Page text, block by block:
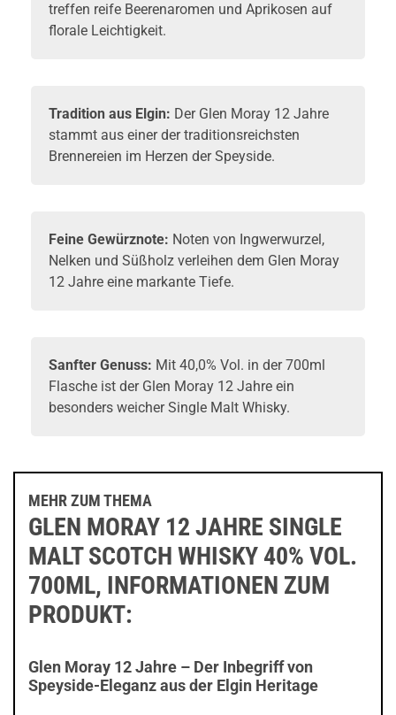
treffen reife Beerenaromen und Aprikosen auf
florale Leichtigkeit.
Tradition aus Elgin: Der Glen Moray 12 Jahre
stammt aus einer der traditionsreichsten
Brennereien im Herzen der Speyside.
Feine Gewürznote: Noten von Ingwerwurzel,
Nelken und Süßholz verleihen dem Glen Moray
12 Jahre eine markante Tiefe.
Sanfter Genuss: Mit 40,0% Vol. in der 700ml
Flasche ist der Glen Moray 12 Jahre ein
besonders weicher Single Malt Whisky.
MEHR ZUM THEMA
GLEN MORAY 12 JAHRE SINGLE
MALT SCOTCH WHISKY 40% VOL.
700ML, INFORMATIONEN ZUM
PRODUKT:
Glen Moray 12 Jahre – Der Inbegriff von
Speyside-Eleganz aus der Elgin Heritage